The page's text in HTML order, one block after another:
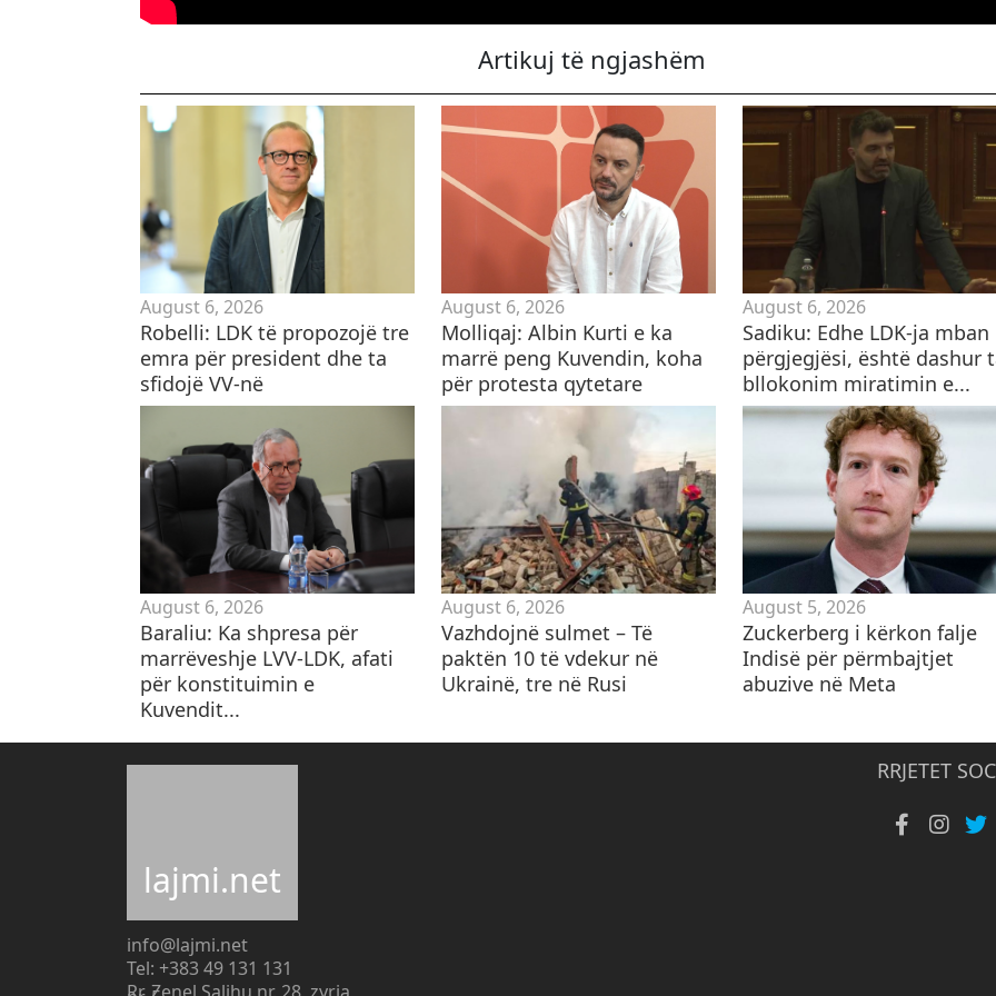
Artikuj të ngjashëm
August 6, 2026
Robelli: LDK të propozojë tre
emra për president dhe ta
sfidojë VV-në
August 6, 2026
Molliqaj: Albin Kurti e ka
marrë peng Kuvendin, koha
për protesta qytetare
August 6, 2026
Sadiku: Edhe LDK-ja mban
përgjegjësi, është dashur
bllokonim miratimin e...
August 6, 2026
Baraliu: Ka shpresa për
marrëveshje LVV-LDK, afati
për konstituimin e
Kuvendit...
August 6, 2026
Vazhdojnë sulmet – Të
paktën 10 të vdekur në
Ukrainë, tre në Rusi
August 5, 2026
Zuckerberg i kërkon falje
Indisë për përmbajtjet
abuzive në Meta
lajmi.net
info@lajmi.net
Tel: +383 49 131 131
Rr. Zenel Salihu nr. 28, zyrja
RRJETET